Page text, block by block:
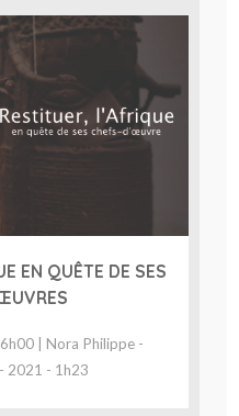
EN QUÊTE DE SES
| Nora Philippe -
2021 - 1h23